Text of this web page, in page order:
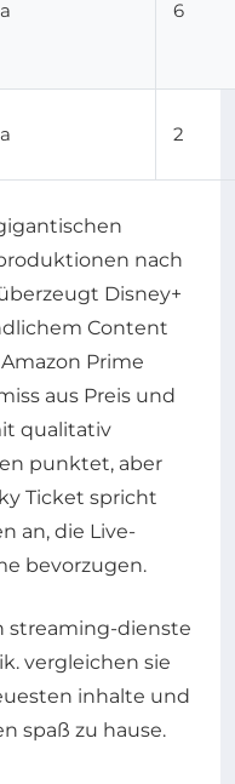
6
2
nach
Disney+
Content
Prime
aus Preis und
qualitativ
punktet, aber
Ticket spricht
an, die Live-
bevorzugen.